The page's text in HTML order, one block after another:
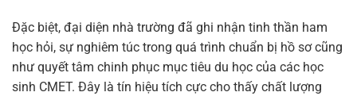
Đặc biệt, đại diện nhà trường đã ghi nhận tinh thần ham
học hỏi, sự nghiêm túc trong quá trình chuẩn bị hồ sơ cũng
như quyết tâm chinh phục mục tiêu du học của các học
sinh CMET. Đây là tín hiệu tích cực cho thấy chất lượng